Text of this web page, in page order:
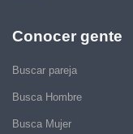
Conocer gente
Buscar pareja
Busca Hombre
Busca Mujer